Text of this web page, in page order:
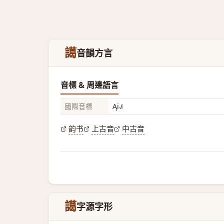
譪音韻方言
音標 & 周邊語言
國際音標 Ąi˨˩˦
韵书 上古音 中古音
譪字源字形